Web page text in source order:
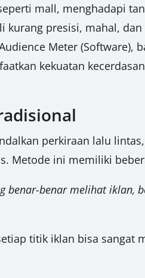
mall, menghadapi
presisi, mahal,
Meter (Software),
kekuatan
perkiraan lalu
Metode ini memiliki
benar-benar melihat iklan,
titik iklan bisa sangat